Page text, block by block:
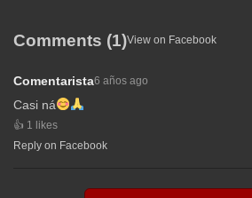
Comments (1)View on Facebook
Comentarista6 años ago
Casi ná
1 likes
Reply on Facebook